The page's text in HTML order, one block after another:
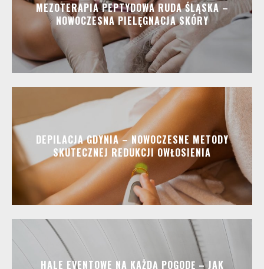
MEZOTERAPIA PEPTYDOWA RUDA ŚLĄSKA –
NOWOCZESNA PIELĘGNACJA SKÓRY
DEPILACJA GDYNIA – NOWOCZESNE METODY
SKUTECZNEJ REDUKCJI OWŁOSIENIA
HALE EVENTOWE NA KAŻDĄ POGODĘ – JAK